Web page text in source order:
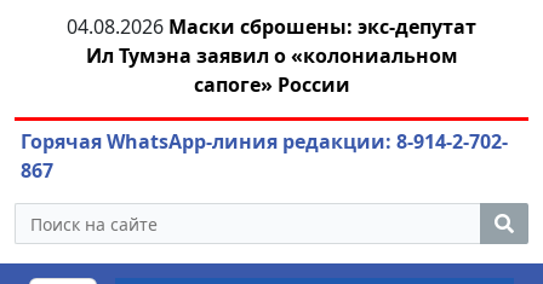
04.08.2026 Маски сброшены: экс-депутат
Ил Тумэна заявил о «колониальном
сапоге» России
Горячая WhatsApp-линия редакции: 8-914-2-702-
867